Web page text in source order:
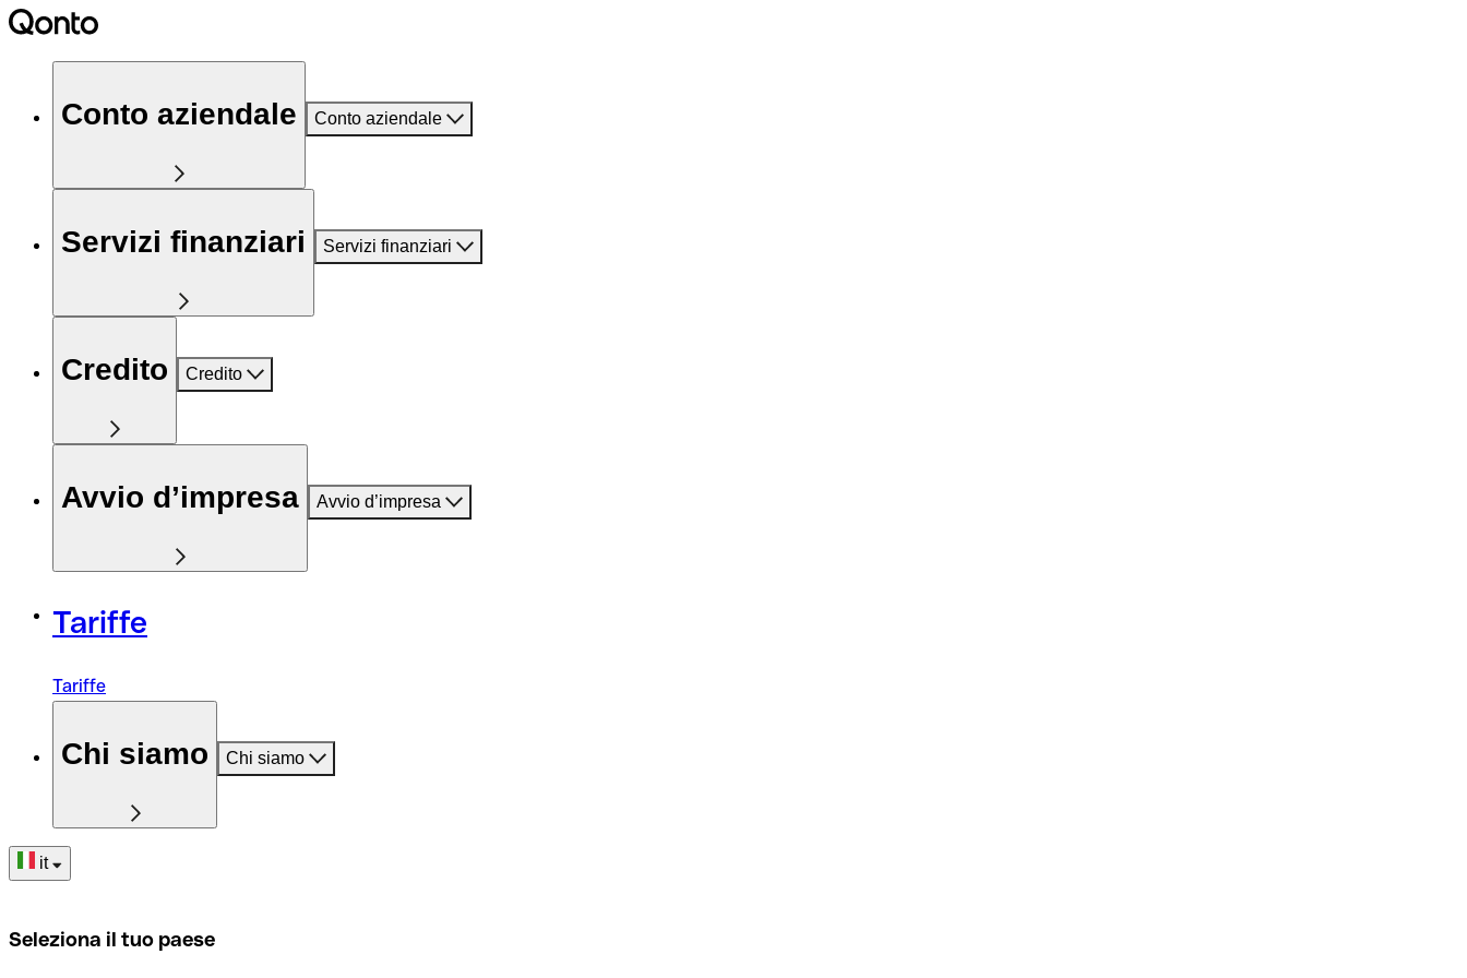
Conto aziendale Conto aziendale
Servizi finanziari Servizi finanziari
Credito Credito
Avvio d’impresa Avvio d’impresa
Tariffe
Tariffe
Chi siamo Chi siamo
it
Seleziona il tuo paese